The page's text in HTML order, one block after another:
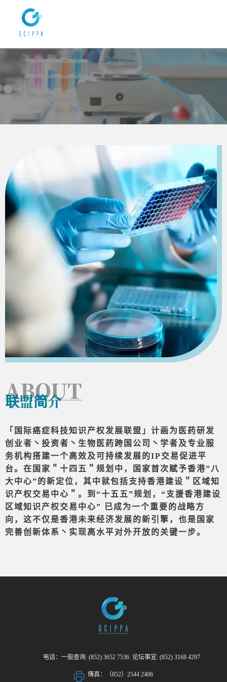
ABOUT
联盟简介
「国际癌症科技知识产权发展联盟」计画为医药研发
创业者丶投资者丶生物医药跨国公司丶学者及专业服
务机构搭建一个高效及可持续发展的IP交易促进平
台。在国家＂十四五＂规划中，国家首次赋予香港”八
大中心”的新定位，其中就包括支持香港建设＂区域知
识产权交易中心＂。到“十五五”规划，“支援香港建设
区域知识产权交易中心” 已成为一个重要的战略方
向，这不仅是香港未来经济发展的新引擎，也是国家
完善创新体系丶实现高水平对外开放的关键一步。
电话：一般查询: (852) 3652 7536 论坛事宜: (852) 3168 4297
傳真：（852）2544 2406